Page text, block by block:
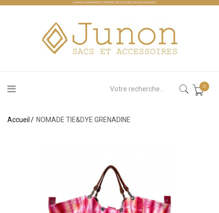
LIVRAISON RAPIDE ET OFFERTE. DÉCOUVRIR LES NOUVEAUTÉS
0
Accueil NOMADE TIE&DYE GRENADINE